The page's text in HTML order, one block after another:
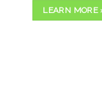
LEARN MORE